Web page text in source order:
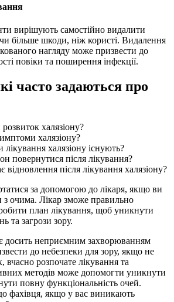
вирішують самостійно видалити
більше шкоди, ніж користі. Видалення
нагляду може призвести до
повіки та поширення інфекції.
часто задаються про
халязіону?
халязіону?
лікування халязіону існують?
повернутися після лікування?
відновлення після лікування халязіону?
за допомогою до лікаря, якщо ви
з очима. Лікар зможе правильно
план лікування, щоб уникнути
та загрози зору.
досить неприємним захворюванням
до небезпеки для зору, якщо не
вчасно розпочате лікування та
методів може допомогти уникнути
повну функціональність очей.
фахівця, якщо у вас виникають